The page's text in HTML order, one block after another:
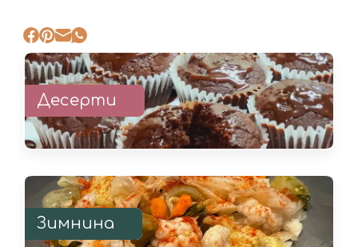
Десерти
Зимнина